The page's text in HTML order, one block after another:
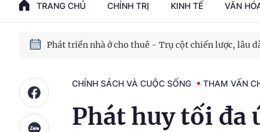
TRANG CHỦ CHÍNH TRỊ KINH TẾ VĂN
Phát triển nhà ở cho thuê - Trụ cột chiến lược, lâu
CHÍNH SÁCH VÀ CUỘC SỐNG THAM VẤN
Phát huy tối đa